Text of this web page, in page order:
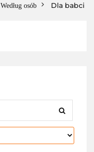
Według osób Dla babci